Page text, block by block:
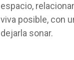
espacio,
viva posible, con
dejarla sonar.